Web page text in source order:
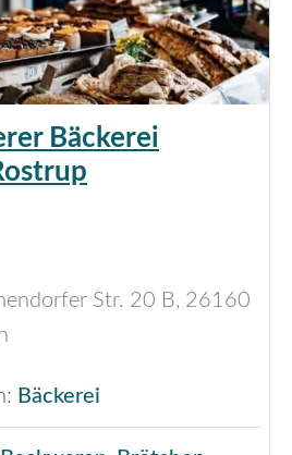
Bäckerei
Str. 20 B, 26160
Bäckerei